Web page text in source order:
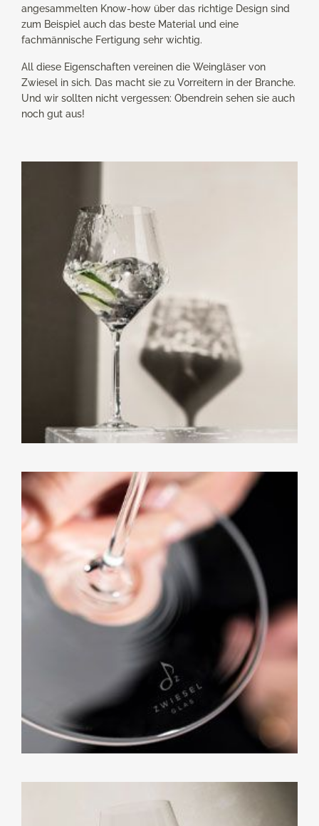
angesammelten Know-how über das richtige Design sind
zum Beispiel auch das beste Material und eine
fachmännische Fertigung sehr wichtig.
All diese Eigenschaften vereinen die Weingläser von
Zwiesel in sich. Das macht sie zu Vorreitern in der Branche.
Und wir sollten nicht vergessen: Obendrein sehen sie auch
noch gut aus!